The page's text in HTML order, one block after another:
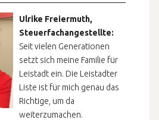
Ulrike Freiermuth,
Steuerfachangestellte:
Seit vielen Generationen
setzt sich meine Familie für
Leistadt ein. Die Leistadter
Liste ist für mich genau das
Richtige, um da
weiterzumachen.